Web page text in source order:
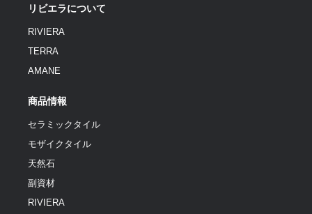
リビエラについて
RIVIERA
TERRA
AMANE
商品情報
セラミックタイル
モザイクタイル
天然石
副資材
RIVIERA